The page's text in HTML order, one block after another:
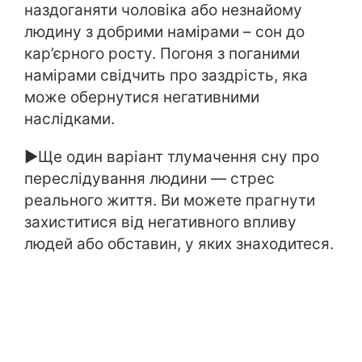
наздоганяти чоловіка або незнайому
людину з добрими намірами – сон до
кар’єрного росту. Погоня з поганими
намірами свідчить про заздрість, яка
може обернутися негативними
наслідками.
►Ще один варіант тлумачення сну про
переслідування людини — стрес
реального життя. Ви можете прагнути
захиститися від негативного впливу
людей або обставин, у яких знаходитеся.